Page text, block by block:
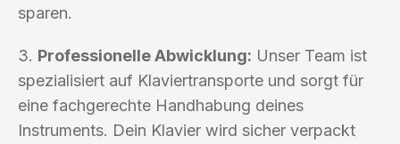
sparen.
3. Professionelle Abwicklung: Unser Team ist
spezialisiert auf Klaviertransporte und sorgt für
eine fachgerechte Handhabung deines
Instruments. Dein Klavier wird sicher verpackt